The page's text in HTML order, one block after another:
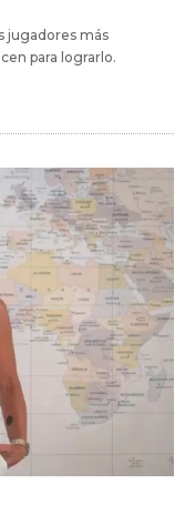
jugadores más
para lograrlo.